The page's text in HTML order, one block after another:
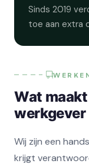
Sinds 2019
toe aan extra
Wat
werkgever
Wij zijn een
krijgt